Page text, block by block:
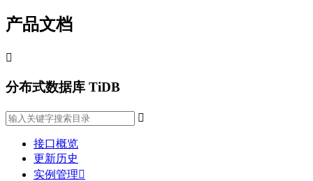
产品文档

分布式数据库 TiDB

接口概览
更新历史
实例管理